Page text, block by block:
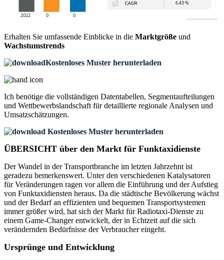
Erhalten Sie umfassende Einblicke in die Marktgröße und
Wachstumstrends
Kostenloses Muster herunterladen
Ich benötige die vollständigen Datentabellen, Segmentaufteilungen
und Wettbewerbslandschaft für detaillierte regionale Analysen und
Umsatzschätzungen.
Kostenloses Muster herunterladen
ÜBERSICHT über den Markt für Funktaxidienste
Der Wandel in der Transportbranche im letzten Jahrzehnt ist
geradezu bemerkenswert. Unter den verschiedenen Katalysatoren
für Veränderungen ragen vor allem die Einführung und der Aufstieg
von Funktaxidiensten heraus. Da die städtische Bevölkerung wächst
und der Bedarf an effizienten und bequemen Transportsystemen
immer größer wird, hat sich der Markt für Radiotaxi-Dienste zu
einem Game-Changer entwickelt, der in Echtzeit auf die sich
verändernden Bedürfnisse der Verbraucher eingeht.
Ursprünge und Entwicklung